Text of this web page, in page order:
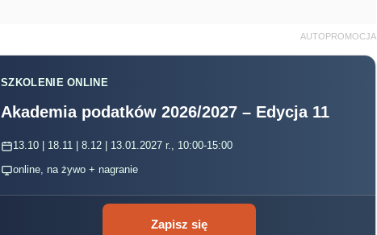
AUTOPROMOCJA
SZKOLENIE ONLINE
Akademia podatków 2026/2027 – Edycja 11
13.10 | 18.11 | 8.12 | 13.01.2027 r., 10:00-15:00
online, na żywo + nagranie
Zapisz się